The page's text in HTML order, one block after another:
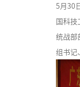
5月30
国科技
统战部
组书记